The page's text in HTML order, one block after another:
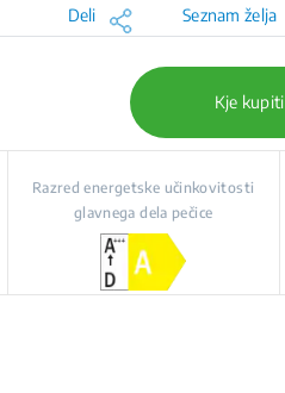
Deli Seznam želja
Kje kupiti
Razred energetske učinkovitosti
glavnega dela pečice